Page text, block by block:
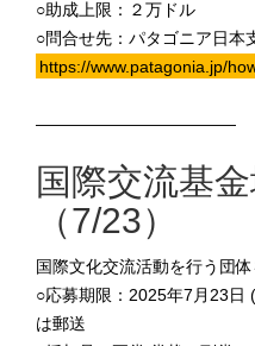
○助成上限：２万ドル
○問合せ先：パタゴニア日本
https://www.patagonia.jp/
————————————
国際交流基
（7/23）
国際文化交流活動を行う団体
○応募期限：2025年7月23
は郵送